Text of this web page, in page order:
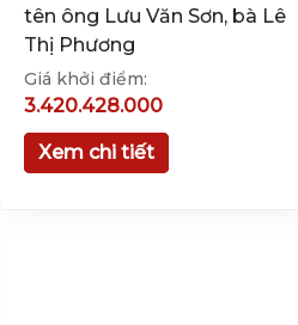
tên ông Lưu Văn Sơn, bà Lê
Thị Phương
Giá khởi điểm:
3.420.428.000
Xem chi tiết